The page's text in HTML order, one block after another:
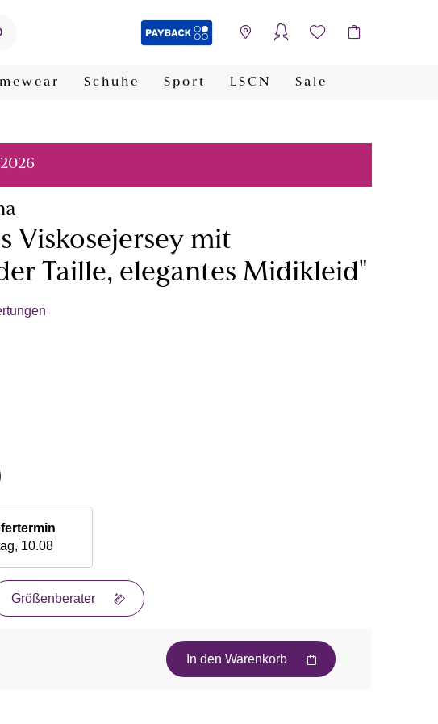
Schuhe Sport LSCN Sale
Viskosejersey mit
Taille, elegantes Midikleid"
10.08
Größenberater
In den Warenkorb